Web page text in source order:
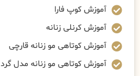
آموزش کوپ فارا
آموزش کرنلی زنانه
آموزش کوتاهی مو زنانه قارچی
آموزش کوتاهی مو زنانه مدل گرد